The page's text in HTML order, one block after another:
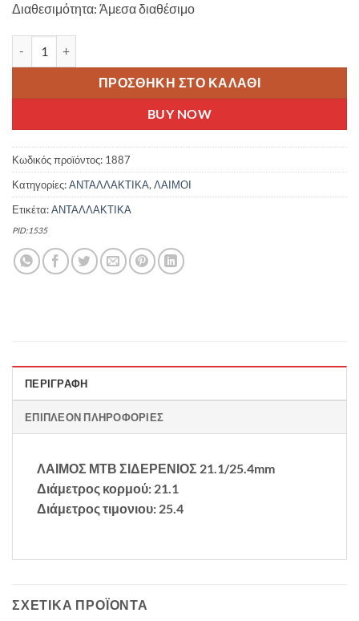
Διαθεσιμότητα: Άμεσα διαθέσιμο
ΠΡΟΣΘΉΚΗ ΣΤΟ ΚΑΛΆΘΙ
BUY NOW
Κωδικός προϊόντος: 1887
Κατηγορίες:ΑΝΤΑΛΛΑΚΤΙΚΑ, ΛΑΙΜΟΙ
Ετικέτα:ΑΝΤΑΛΛΑΚΤΙΚΑ
PID:1535
ΠΕΡΙΓΡΑΦΉ
ΕΠΙΠΛΈΟΝ ΠΛΗΡΟΦΟΡΊΕΣ
ΛΑΙΜΟΣ ΜΤΒ ΣΙΔΕΡΕΝΙΟΣ 21.1/25.4mm
Διάμετρος κορμού: 21.1
Διάμετρος τιμονιου: 25.4
ΣΧΕΤΙΚΆ ΠΡΟΪΌΝΤΑ